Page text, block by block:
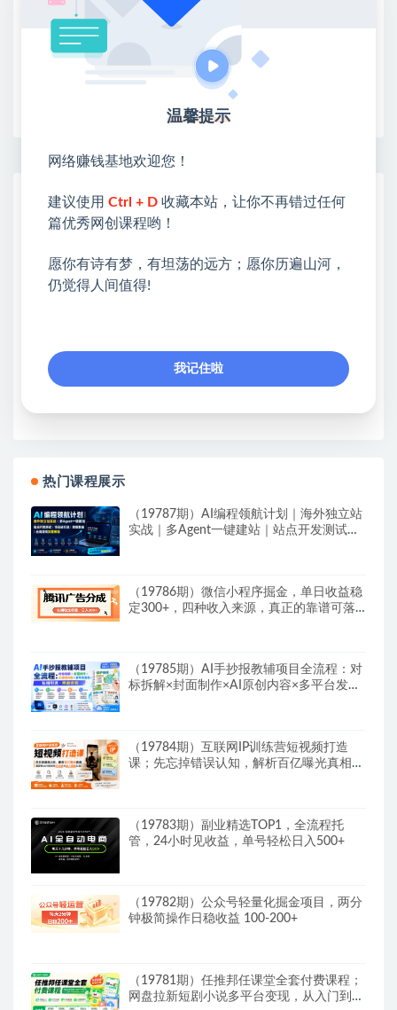
限时活动：注册新用户赠送VIP
网赚基地简介
站长微信：无
❤本站：本站整合多方资源站，主要面向互联网创业
类&副业类，资源丰富 物超所值。
❤能助您：找项目 + 低成本创业 + 减少信息差 + 见识
开启网络之门，广受好评！
❤如果您也依存于互联网，欢迎加入本站会员，将尽
热门课程展示
（19787期）AI编程领航计划｜海外独立站
实战｜多Agent一键建站｜站点开发测试｜
（19786期）微信小程序掘金，单日收益稳
定300+，四种收入来源，真正的靠谱可落
（19785期）AI手抄报教辅项目全流程：对
标拆解×封面制作×AI原创内容×多平台发布
（19784期）互联网IP训练营短视频打造
课；先忘掉错误认知，解析百亿曝光真相，
（19783期）副业精选TOP1，全流程托
管，24小时见收益，单号轻松日入500+
（19782期）公众号轻量化掘金项目，两分
钟极简操作日稳收益 100-200+
（19781期）任推邦任课堂全套付费课程；
网盘拉新短剧小说多平台变现，从入门到高
温馨提示
网络赚钱基地欢迎您！
建议使用 Ctrl + D 收藏本站，让你不再错过任何
篇优秀网创课程哟！
愿你有诗有梦，有坦荡的远方；愿你历遍山河，
仍觉得人间值得!
我记住啦